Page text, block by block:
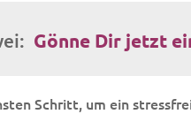
Gönne Dir jetzt
Schritt, um ein